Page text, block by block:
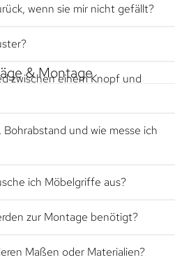
wenn sie mir nicht gefällt?
& Montage
zwischen einem Knopf und
und wie messe ich
ich Möbelgriffe aus?
zur Montage benötigt?
Maßen oder Materialien?